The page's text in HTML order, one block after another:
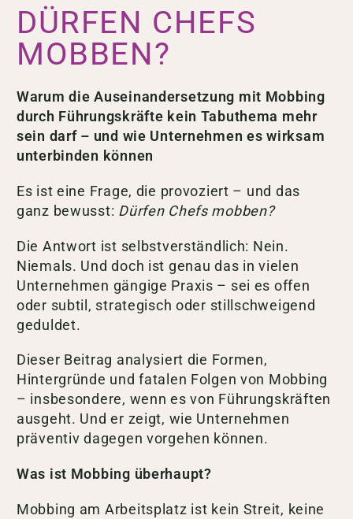
DÜRFEN CHEFS
MOBBEN?
Warum die Auseinandersetzung mit Mobbing
durch Führungskräfte kein Tabuthema mehr
sein darf – und wie Unternehmen es wirksam
unterbinden können
Es ist eine Frage, die provoziert – und das
ganz bewusst: Dürfen Chefs mobben?
Die Antwort ist selbstverständlich: Nein.
Niemals. Und doch ist genau das in vielen
Unternehmen gängige Praxis – sei es offen
oder subtil, strategisch oder stillschweigend
geduldet.
Dieser Beitrag analysiert die Formen,
Hintergründe und fatalen Folgen von Mobbing
– insbesondere, wenn es von Führungskräften
ausgeht. Und er zeigt, wie Unternehmen
präventiv dagegen vorgehen können.
Was ist Mobbing überhaupt?
Mobbing am Arbeitsplatz ist kein Streit, keine